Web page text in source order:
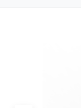
Nuestra